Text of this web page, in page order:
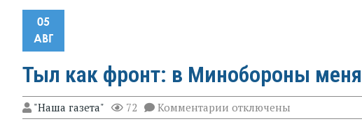
05
АВГ
Тыл как фронт: в Минобороны
"Наша газета" 72 Комментарии к
записи
отключены